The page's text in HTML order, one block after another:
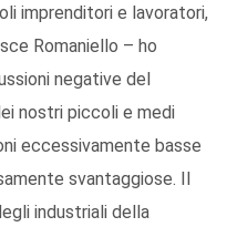
imprenditori e lavoratori,
Romaniello – ho
negative del
nostri piccoli e medi
eccessivamente basse
svantaggiose. Il
industriali della